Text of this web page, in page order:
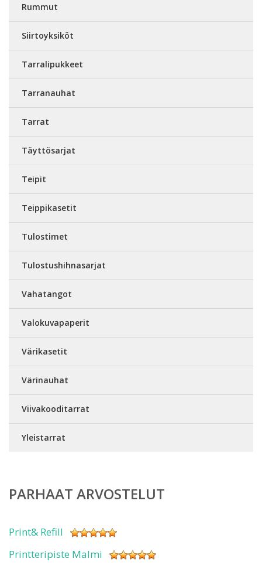
Rummut
Siirtoyksiköt
Tarralipukkeet
Tarranauhat
Tarrat
Täyttösarjat
Teipit
Teippikasetit
Tulostimet
Tulostushihnasarjat
Vahatangot
Valokuvapaperit
Värikasetit
Värinauhat
Viivakooditarrat
Yleistarrat
PARHAAT ARVOSTELUT
Print& Refill
Printteripiste Malmi